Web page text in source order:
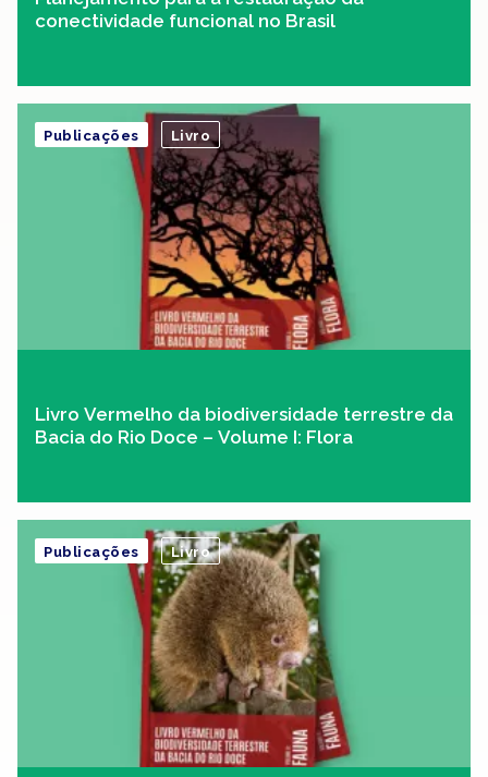
conectividade funcional no Brasil
Livro Vermelho da biodiversidade terrestre da
Bacia do Rio Doce – Volume I: Flora
Publicações Livro
Publicações Livro